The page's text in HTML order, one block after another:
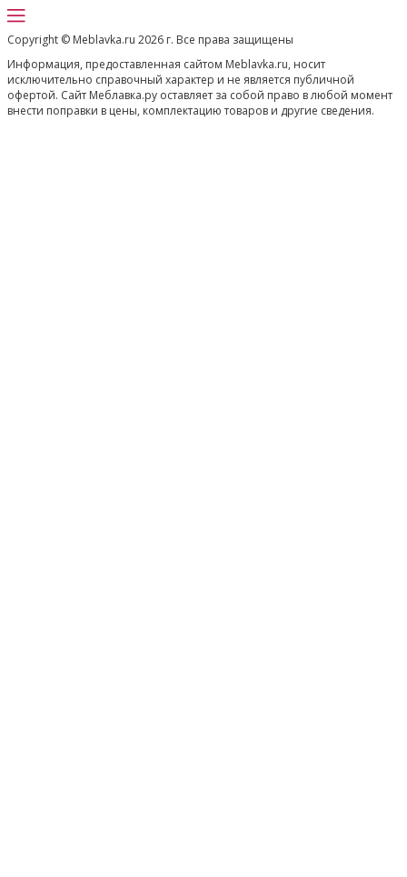
Copyright © Meblavka.ru 2026 г. Все права защищены
Информация, предоставленная сайтом Meblavka.ru, носит
исключительно справочный характер и не является публичной
офертой. Сайт Меблавка.ру оставляет за собой право в любой момент
внести поправки в цены, комплектацию товаров и другие сведения.